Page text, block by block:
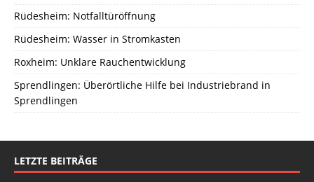
Rüdesheim: Notfalltüröffnung
Rüdesheim: Wasser in Stromkasten
Roxheim: Unklare Rauchentwicklung
Sprendlingen: Überörtliche Hilfe bei Industriebrand in
Sprendlingen
LETZTE BEITRÄGE